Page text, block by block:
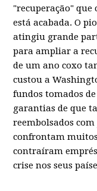
"recuperação" que
está acabada. O
atingiu grande
para ampliar a
de um ano coxo
custou a
fundos tomados
garantias de que
reembolsados
confrontam
contraíram
crise nos seus